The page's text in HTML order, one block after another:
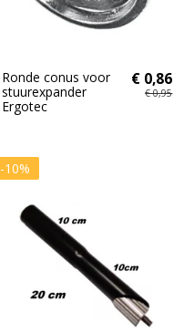
Ronde conus voor
stuurexpander
Ergotec
€ 0,86
€ 0,95
-10%